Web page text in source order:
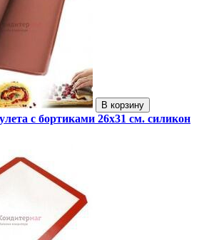
В корзину
с бортиками 26х31 см. силикон